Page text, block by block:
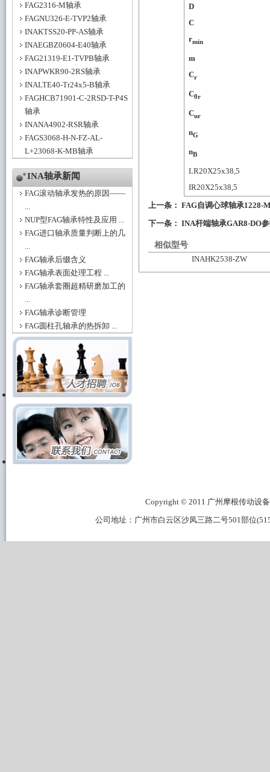
FAG2316-M轴承
FAGNU326-E-TVP2轴承
INAKTSS20-PP-AS轴承
INAEGBZ0604-E40轴承
FAG21319-E1-TVPB轴承
INAPWKR90-2RS轴承
INALTE40-Tr24x5-B轴承
FAGHCB71901-C-2RSD-T-P4S
轴承
INANA4902-RSR轴承
FAGS3068-H-N-FZ-AL-
L+23068-K-MB轴承
INA轴承新闻
FAG滚动轴承发热的原因——
...
NUP型FAG轴承特性及应用 ...
FAG进口轴承质量判断上的几
...
FAG轴承后缀含义
FAG轴承表面处理工程 ...
FAG轴承套圈超精研磨加工的
...
FAG轴承诊断管理
FAG圆柱孔轴承的热拆卸 ...
D
C
rmin
m
Cr
C0r
Cur
nG
nB
LR20X25x38,5
IR20X25x38,5
上一条： FAG自调心球轴承1228-
下一条： INA杆端轴承GAR8-DO
相似型号
INAHK2538-ZW
Copyright © 2011 广州摩根传动设
公司地址：广州市白云区沙凤三路二号501部位